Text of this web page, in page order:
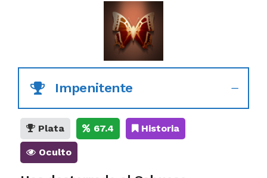
Impenitente
Plata 67.4 Historia
Oculto